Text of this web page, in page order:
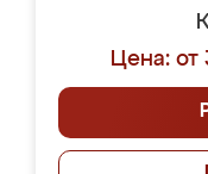
Цена: от